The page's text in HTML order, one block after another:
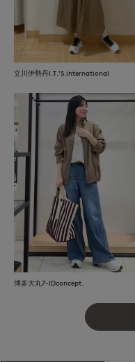
立川伊勢丹I.T.'S.international
博多大丸7-IDconcept.